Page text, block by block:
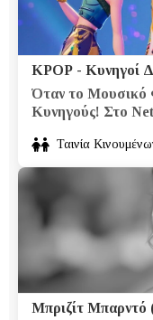
ΚΡΟΡ - Κυνηγοί
Όταν το Μουσικό
Κυνηγούς! Στο
Ταινία
Μπριζίτ